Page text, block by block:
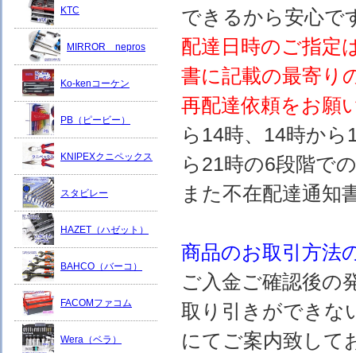
できるから安心で
配達日時のご指定
書に記載の最寄り
再配達依頼をお願
ら14時、14時か
ら21時の6段階で
また不在配達通知
商品のお取引方法
ご入金ご確認後の
取り引きができな
にてご案内致して
KTC
MIRROR nepros
Ko-kenコーケン
PB（ピービー）
KNIPEXクニペックス
スタビレー
HAZET（ハゼット）
BAHCO（バーコ）
FACOMファコム
Wera（ベラ）